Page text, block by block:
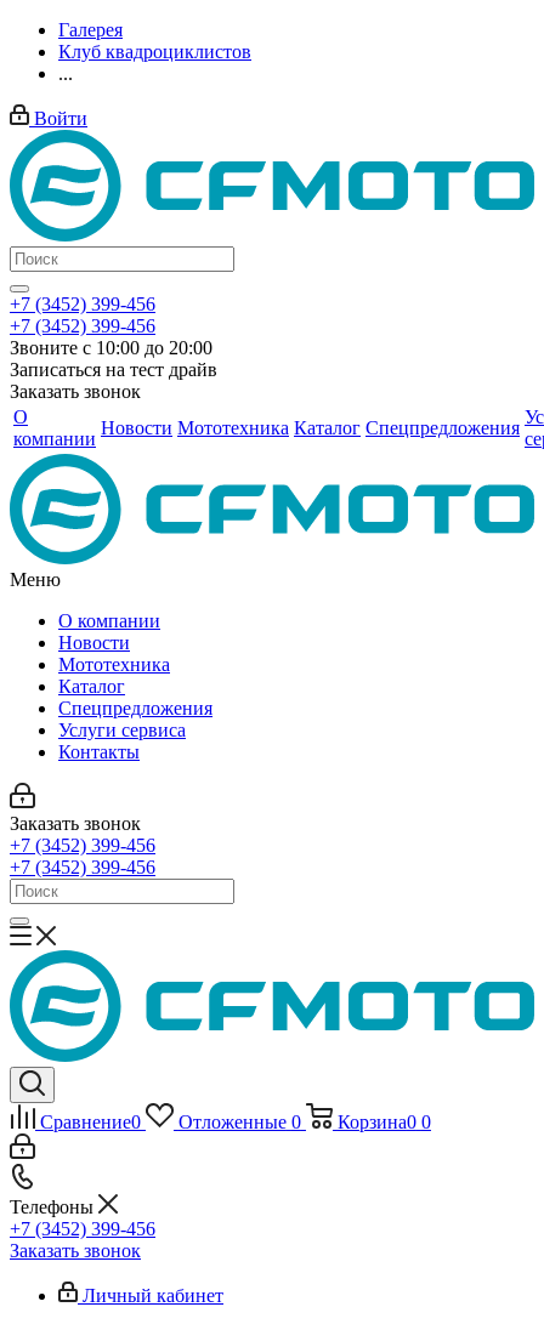
Галерея
Клуб квадроциклистов
...
Войти
+7 (3452) 399-456
+7 (3452) 399-456
Звоните с 10:00 до 20:00
Записаться на тест драйв
Заказать звонок
О
компании
Новости Мототехника Каталог Спецпредложения
Меню
О компании
Новости
Мототехника
Каталог
Спецпредложения
Услуги сервиса
Контакты
Заказать звонок
+7 (3452) 399-456
+7 (3452) 399-456
Сравнение0 Отложенные 0 Корзина0 0
Телефоны
+7 (3452) 399-456
Заказать звонок
Личный кабинет